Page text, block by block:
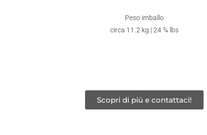
Peso imballo
circa 11.2 kg | 24 ¾ lbs
Scopri di più e contattaci!